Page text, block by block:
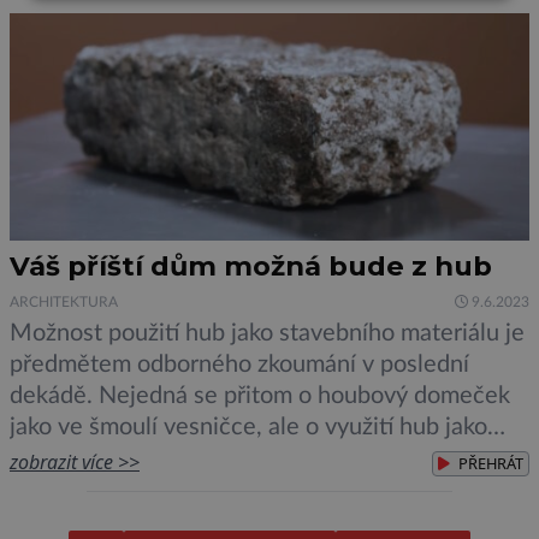
ukončení své činnosti krajinu rekultivovat.
Mnohdy se tak děje tím […]
Váš příští dům možná bude z hub
ARCHITEKTURA 9.6.2023
Možnost použití hub jako stavebního materiálu je
předmětem odborného zkoumání v poslední
dekádě. Nejedná se přitom o houbový domeček
jako ve šmoulí vesničce, ale o využití hub jako
základu pro výrobu nejrůznějších stavebních
zobrazit více >> PŘEHRÁT